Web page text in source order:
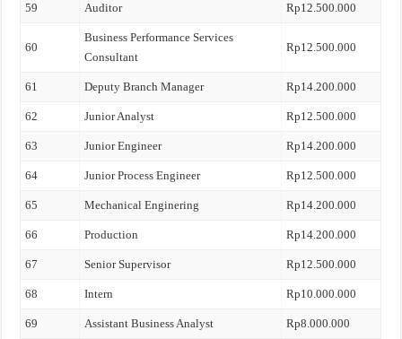
59 Auditor Rp12.500.000
60
Business Performance Services
Consultant
Rp12.500.000
61 Deputy Branch Manager Rp14.200.000
62 Junior Analyst Rp12.500.000
63 Junior Engineer Rp14.200.000
64 Junior Process Engineer Rp12.500.000
65 Mechanical Enginering Rp14.200.000
66 Production Rp14.200.000
67 Senior Supervisor Rp12.500.000
68 Intern Rp10.000.000
69 Assistant Business Analyst Rp8.000.000